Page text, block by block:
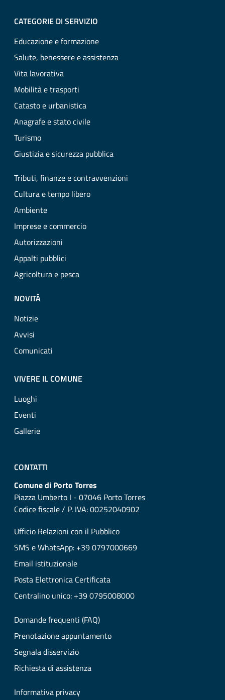
CATEGORIE DI SERVIZIO
Educazione e formazione
Salute, benessere e assistenza
Vita lavorativa
Mobilità e trasporti
Catasto e urbanistica
Anagrafe e stato civile
Turismo
Giustizia e sicurezza pubblica
Tributi, finanze e contravvenzioni
Cultura e tempo libero
Ambiente
Imprese e commercio
Autorizzazioni
Appalti pubblici
Agricoltura e pesca
NOVITÀ
Notizie
Avvisi
Comunicati
VIVERE IL COMUNE
Luoghi
Eventi
Gallerie
CONTATTI
Comune di Porto Torres
Piazza Umberto I - 07046 Porto Torres
Codice fiscale / P. IVA: 00252040902
Ufficio Relazioni con il Pubblico
SMS e WhatsApp: +39 0797000669
Email istituzionale
Posta Elettronica Certificata
Centralino unico: +39 0795008000
Domande frequenti (FAQ)
Prenotazione appuntamento
Segnala disservizio
Richiesta di assistenza
Informativa privacy